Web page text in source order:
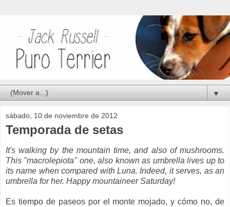
▼
sábado, 10 de noviembre de 2012
Temporada de setas
It's walking by the mountain time, and also of mushrooms.
This "macrolepiota" one, also known as umbrella lives up to
its name when compared with Luna. Indeed, it serves, as an
umbrella for her. Happy mountaineer Saturday!
Es tiempo de paseos por el monte mojado, y cómo no, de